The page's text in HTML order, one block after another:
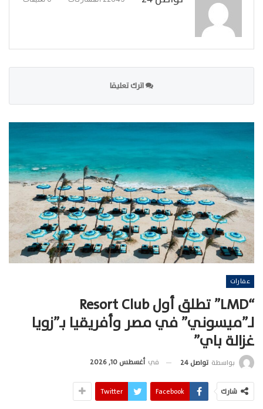
اترك تعليقا
عقارات
“LMD” تطلق أول Resort Club
لـ”ميسوني” في مصر وأفريقيا بـ”زويا
غزالة باي”
بواسطة تواصل 24 في أغسطس 10, 2026
شارك Facebook
Twitter